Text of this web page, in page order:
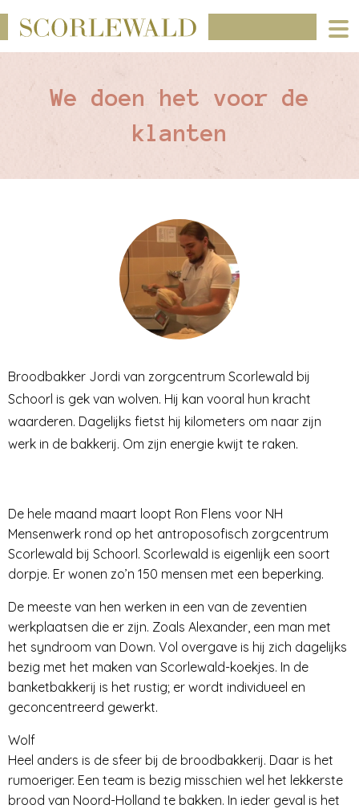
We doen het voor de
klanten
Broodbakker Jordi van zorgcentrum Scorlewald bij
Schoorl is gek van wolven. Hij kan vooral hun kracht
waarderen. Dagelijks fietst hij kilometers om naar zijn
werk in de bakkerij. Om zijn energie kwijt te raken.
De hele maand maart loopt Ron Flens voor NH
Mensenwerk rond op het antroposofisch zorgcentrum
Scorlewald bij Schoorl. Scorlewald is eigenlijk een soort
dorpje. Er wonen zo’n 150 mensen met een beperking.
De meeste van hen werken in een van de zeventien
werkplaatsen die er zijn. Zoals Alexander, een man met
het syndroom van Down. Vol overgave is hij zich dagelijks
bezig met het maken van Scorlewald-koekjes. In de
banketbakkerij is het rustig; er wordt individueel en
geconcentreerd gewerkt.
Wolf
Heel anders is de sfeer bij de broodbakkerij. Daar is het
rumoeriger. Een team is bezig misschien wel het lekkerste
brood van Noord-Holland te bakken. In ieder geval is het